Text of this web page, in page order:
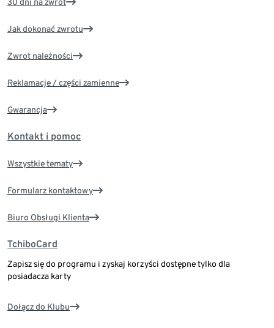
Jak dokonać zwrotu
Zwrot należności
Reklamacje / części zamienne
Gwarancja
Kontakt i pomoc
Wszystkie tematy
Formularz kontaktowy
Biuro Obsługi Klienta
TchiboCard
Zapisz się do programu i zyskaj korzyści dostępne tylko dla
posiadacza karty
Dołącz do Klubu